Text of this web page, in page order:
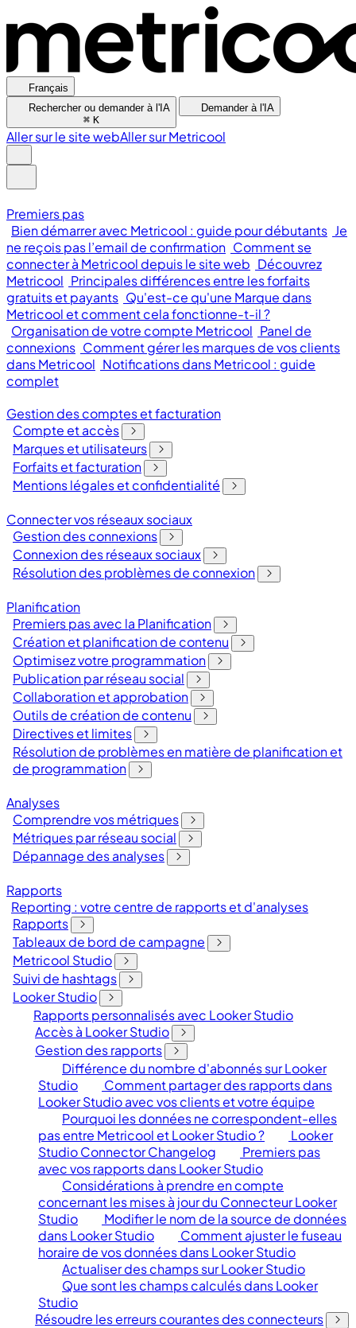
Français
Rechercher ou demander à l'IA
⌘ K
Demander à l'IA
Aller sur le site webAller sur Metricool
Premiers pas
Bien démarrer avec Metricool : guide pour débutants Je
ne reçois pas l’email de confirmation Comment se
connecter à Metricool depuis le site web Découvrez
Metricool Principales différences entre les forfaits
gratuits et payants Qu'est-ce qu'une Marque dans
Metricool et comment cela fonctionne-t-il ?
Organisation de votre compte Metricool Panel de
connexions Comment gérer les marques de vos clients
dans Metricool Notifications dans Metricool : guide
complet
Gestion des comptes et facturation
Compte et accès
Marques et utilisateurs
Forfaits et facturation
Mentions légales et confidentialité
Connecter vos réseaux sociaux
Gestion des connexions
Connexion des réseaux sociaux
Résolution des problèmes de connexion
Planification
Premiers pas avec la Planification
Création et planification de contenu
Optimisez votre programmation
Publication par réseau social
Collaboration et approbation
Outils de création de contenu
Directives et limites
Résolution de problèmes en matière de planification et
de programmation
Analyses
Comprendre vos métriques
Métriques par réseau social
Dépannage des analyses
Rapports
Reporting : votre centre de rapports et d'analyses
Rapports
Tableaux de bord de campagne
Metricool Studio
Suivi de hashtags
Looker Studio
Rapports personnalisés avec Looker Studio
Accès à Looker Studio
Gestion des rapports
Différence du nombre d'abonnés sur Looker
Studio
Comment partager des rapports dans
Looker Studio avec vos clients et votre équipe
Pourquoi les données ne correspondent-elles
pas entre Metricool et Looker Studio ?
Looker
Studio Connector Changelog
Premiers pas
avec vos rapports dans Looker Studio
Considérations à prendre en compte
concernant les mises à jour du Connecteur Looker
Studio
Modifier le nom de la source de données
dans Looker Studio
Comment ajuster le fuseau
horaire de vos données dans Looker Studio
Actualiser des champs sur Looker Studio
Que sont les champs calculés dans Looker
Studio
Résoudre les erreurs courantes des connecteurs